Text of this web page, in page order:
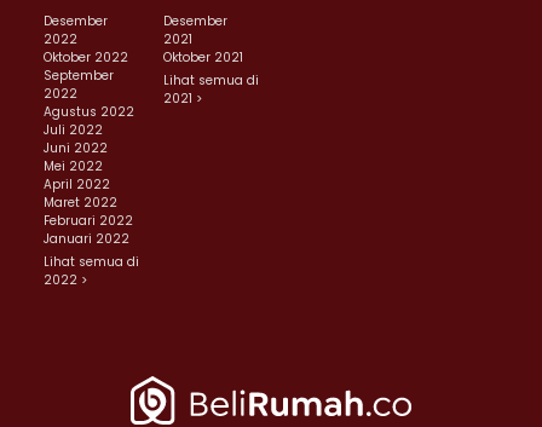
Desember
2022
Oktober 2022
September
2022
Agustus 2022
Juli 2022
Juni 2022
Mei 2022
April 2022
Maret 2022
Februari 2022
Januari 2022
Lihat semua di
2022 >
Desember
2021
Oktober 2021
Lihat semua di
2021 >